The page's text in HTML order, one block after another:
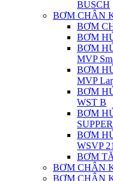
BUSCH
BƠM CHÂN
BƠM
BƠM
BƠM
MVP
BƠM
MVP
BƠM
WST B
BƠM
SUPPER
BƠM
WSVP 21
BƠM
BƠM CHÂN
BƠM CHÂN